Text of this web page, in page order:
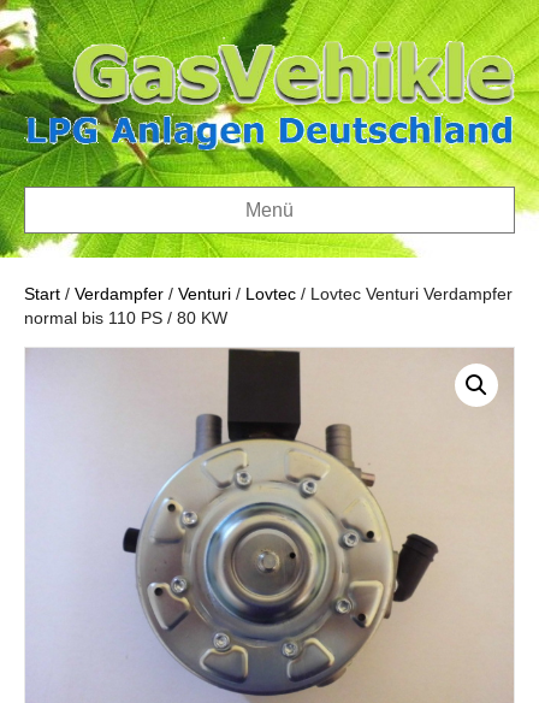
Menü
Start / Verdampfer / Venturi / Lovtec / Lovtec Venturi Verdampfer
normal bis 110 PS / 80 KW